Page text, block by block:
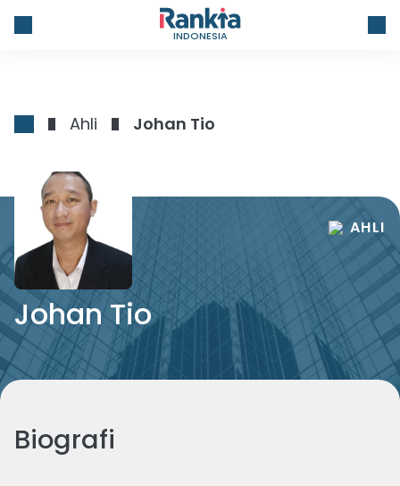
INDONESIA
Ahli Johan Tio
AHLI
Johan Tio
Biografi